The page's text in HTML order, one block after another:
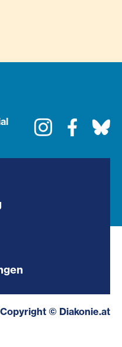
Instagram
Copyright © Diakonie.at